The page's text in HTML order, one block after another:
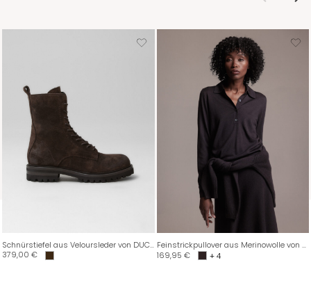
Schnürstiefel aus Veloursleder von DUCANERO SRL
379,00 €
Feinstrickpullover aus Merinowolle von DANIELS
169,95 € + 4